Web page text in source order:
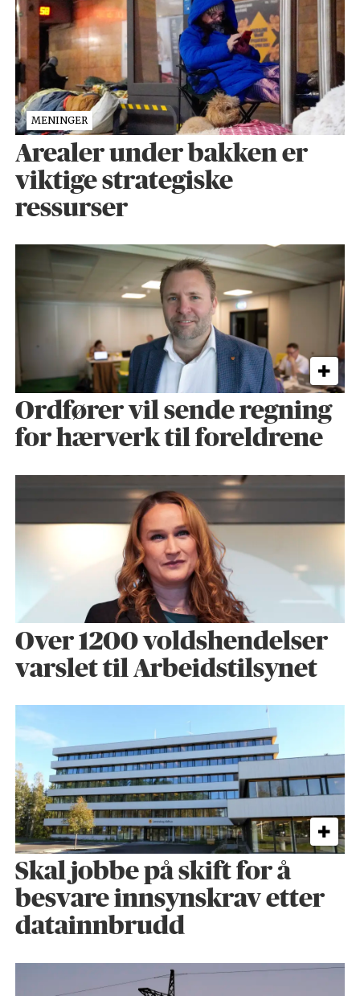
MENINGER
Arealer under bakken er
viktige strategiske
ressurser
Ordfører vil sende regning
for hærverk til foreldrene
Over 1200 voldshendelser
varslet til Arbeidstilsynet
Skal jobbe på skift for å
besvare innsynskrav etter
datainnbrudd